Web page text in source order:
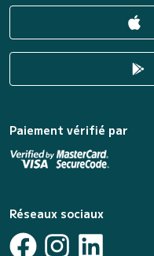
Paiement vérifié par
Réseaux sociaux